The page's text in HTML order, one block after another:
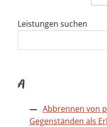
Leistungen suchen
A
Abbrennen von
Gegenständen als